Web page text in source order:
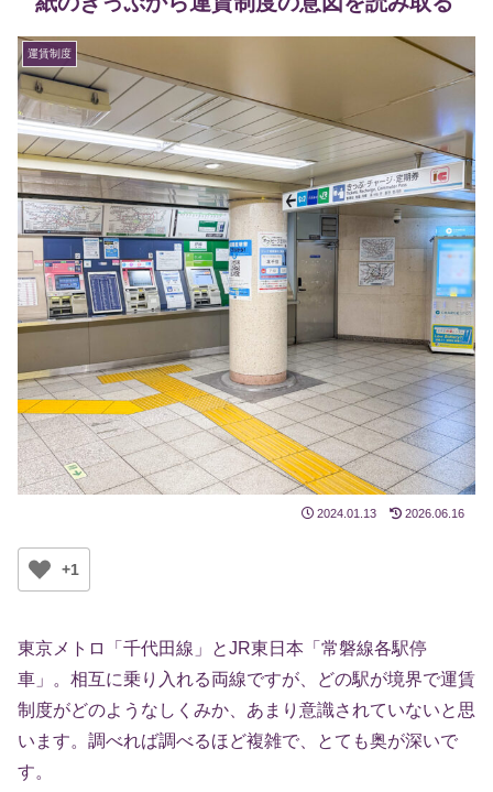
運賃制度
2024.01.13 2026.06.16
+1
東京メトロ「千代田線」とJR東日本「常磐線各駅停
車」。相互に乗り入れる両線ですが、どの駅が境界で運賃
制度がどのようなしくみか、あまり意識されていないと思
います。調べれば調べるほど複雑で、とても奥が深いで
す。